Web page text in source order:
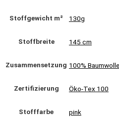
Stoffgewicht m² 130g
Stoffbreite 145 cm
Zusammensetzung 100% Baumwolle
Zertifizierung Öko-Tex 100
Stofffarbe pink